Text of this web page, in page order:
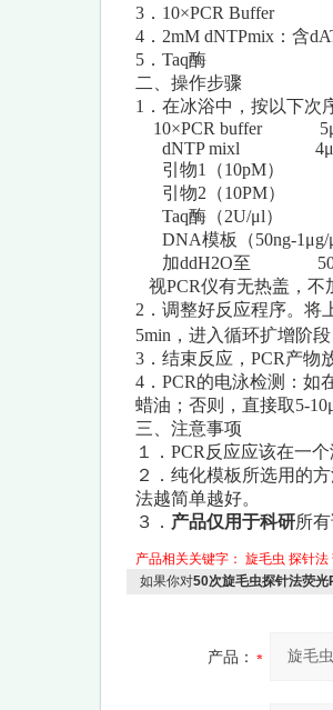
3．10×PCR Buffer
4．2mM dNTPmix：含
5．Taq酶
二、操作步骤
1．在冰浴中，按以下次
10×PCR buffer
dNTP mixl
引物1（10pM
引物2（10PM
Taq酶（2U/μl）
DNA模板（50ng-1μg/
加ddH2O至 50
视PCR仪有无热盖，不
2．调整好反应程序。将
5min，进入循环扩增阶
3．结束反应，PCR产
4．PCR的电泳检测：如
蜡油；否则，直接取5-
三、注意事项
１．PCR反应应该在一
２．纯化模板所选用的
法越简单越好。
３． 产品仅用于科研所
产品相关关键字： 旋毛虫 探针法
如果你对50次旋毛虫探针法荧
产品：